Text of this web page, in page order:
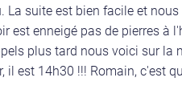
suite est bien facile et
est enneigé pas de pierres à
plus tard nous voici sur la
est 14h30 !!! Romain, c'est